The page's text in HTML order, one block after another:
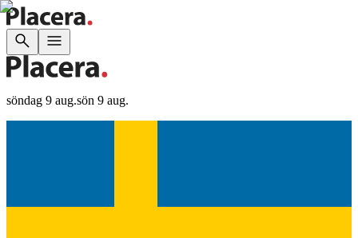
söndag 9 aug.sön 9 aug.